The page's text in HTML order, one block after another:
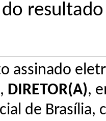
assinado
, DIRETOR(A),
de Brasília,